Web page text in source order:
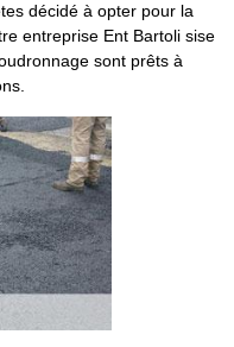
décidé à opter pour la
entreprise Ent Bartoli sise
sont prêts à